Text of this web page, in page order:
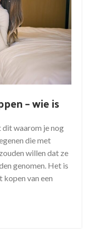
– wie is
dit waarom je nog
die met
willen dat ze
genomen. Het is
kopen van een